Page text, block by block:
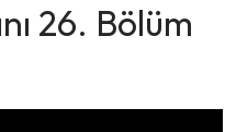
26. Bölüm